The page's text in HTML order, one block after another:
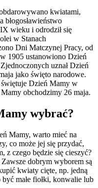
kwiatami,
błogosławieństwo
wieku i odrodził się
w Stanach
Dni Matczynej Pracy, od
1905 ustanowiono Dzień
uznał Dzień
jako święto narodowe.
świętuje Dzień Mamy w
obchodzimy 26 maja.
wybrać?
Mamy, warto mieć na
co może jej się przydać,
z czego będzie się cieszyć?
dobrym wyborem są
kwiaty cięte, np. jedną
małe fiołki, konwalie lub